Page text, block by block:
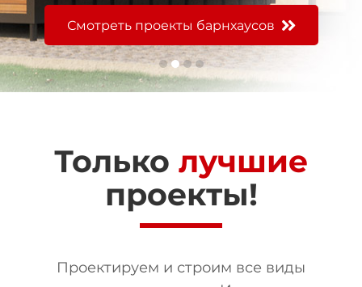
Строительство каменных домов
Только лучшие
проекты!
Проектируем и строим все виды